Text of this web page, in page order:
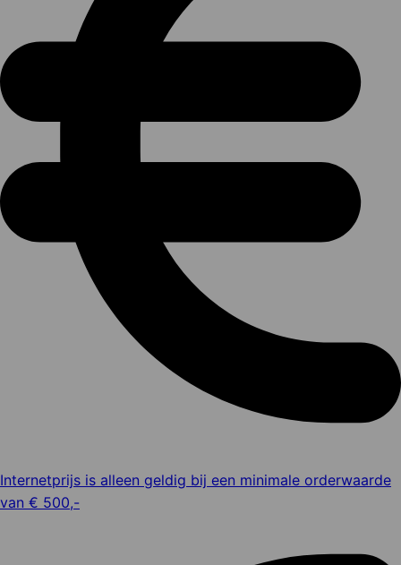
Internetprijs is alleen geldig bij een minimale orderwaarde
van € 500,-